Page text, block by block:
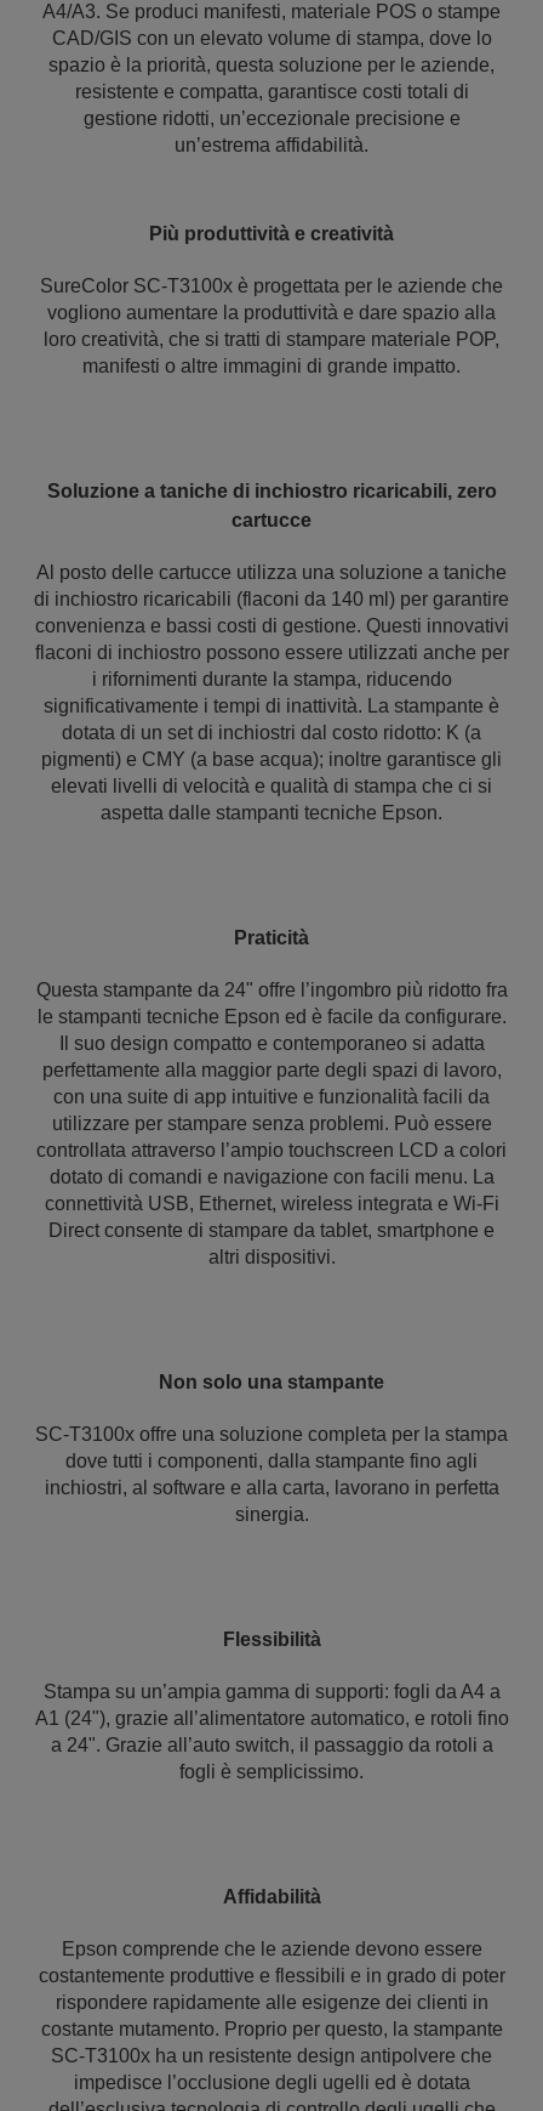
A4/A3. Se produci manifesti, materiale POS o stampe
CAD/GIS con un elevato volume di stampa, dove lo
spazio è la priorità, questa soluzione per le aziende,
resistente e compatta, garantisce costi totali di
gestione ridotti, un’eccezionale precisione e
un’estrema affidabilità.
Più produttività e creatività
SureColor SC-T3100x è progettata per le aziende che
vogliono aumentare la produttività e dare spazio alla
loro creatività, che si tratti di stampare materiale POP,
manifesti o altre immagini di grande impatto.
Soluzione a taniche di inchiostro ricaricabili, zero
cartucce
Al posto delle cartucce utilizza una soluzione a taniche
di inchiostro ricaricabili (flaconi da 140 ml) per garantire
convenienza e bassi costi di gestione. Questi innovativi
flaconi di inchiostro possono essere utilizzati anche per
i rifornimenti durante la stampa, riducendo
significativamente i tempi di inattività. La stampante è
dotata di un set di inchiostri dal costo ridotto: K (a
pigmenti) e CMY (a base acqua); inoltre garantisce gli
elevati livelli di velocità e qualità di stampa che ci si
aspetta dalle stampanti tecniche Epson.
Praticità
Questa stampante da 24" offre l’ingombro più ridotto fra
le stampanti tecniche Epson ed è facile da configurare.
Il suo design compatto e contemporaneo si adatta
perfettamente alla maggior parte degli spazi di lavoro,
con una suite di app intuitive e funzionalità facili da
utilizzare per stampare senza problemi. Può essere
controllata attraverso l’ampio touchscreen LCD a colori
dotato di comandi e navigazione con facili menu. La
connettività USB, Ethernet, wireless integrata e Wi-Fi
Direct consente di stampare da tablet, smartphone e
altri dispositivi.
Non solo una stampante
SC-T3100x offre una soluzione completa per la stampa
dove tutti i componenti, dalla stampante fino agli
inchiostri, al software e alla carta, lavorano in perfetta
sinergia.
Flessibilità
Stampa su un’ampia gamma di supporti: fogli da A4 a
A1 (24"), grazie all’alimentatore automatico, e rotoli fino
a 24". Grazie all’auto switch, il passaggio da rotoli a
fogli è semplicissimo.
Affidabilità
Epson comprende che le aziende devono essere
costantemente produttive e flessibili e in grado di poter
rispondere rapidamente alle esigenze dei clienti in
costante mutamento. Proprio per questo, la stampante
SC-T3100x ha un resistente design antipolvere che
impedisce l’occlusione degli ugelli ed è dotata